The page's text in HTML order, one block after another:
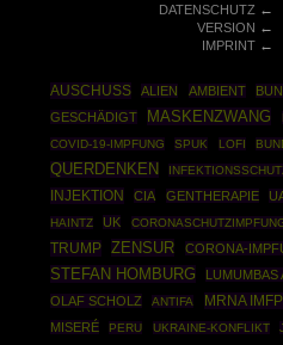
DATENSCHUTZ←
VERSION ←
IMPRINT←
AUSCHUSS
ALIEN AMBIENT
GESCHÄDIGT
MASKENZWANG
COVID-19-IMPFUNG SPUK LOFI
QUERDENKEN
INJEKTION
CIA GENTHERAPIE
HAINTZ
UK
TRUMP ZENSUR CORONA-
STEFAN HOMBURG
LUMUMBAS
OLAF SCHOLZ ANTIFA MRNA
MISERÉ
PERU UKRAINE-KONFLIKT